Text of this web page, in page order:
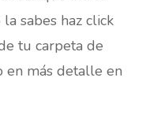
sabes haz click
tu carpeta de
en más detalle en